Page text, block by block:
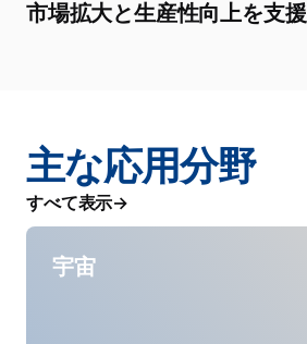
市場拡大と生産性向上を支援
主な応用分野
すべて表示
宇宙